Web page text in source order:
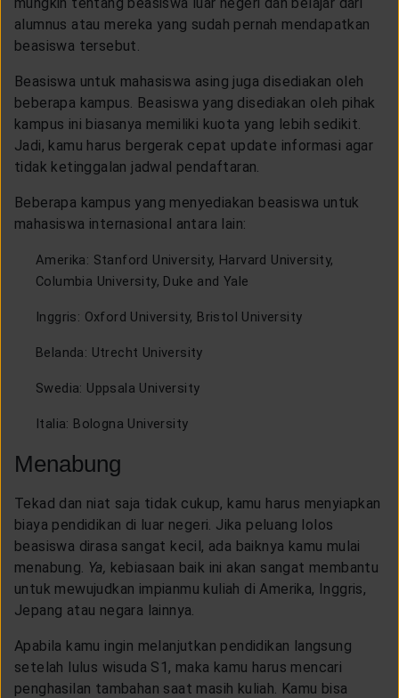
alumnus atau mereka yang sudah pernah mendapatkan
beasiswa tersebut.
Beasiswa untuk mahasiswa asing juga disediakan oleh
beberapa kampus. Beasiswa yang disediakan oleh pihak
kampus ini biasanya memiliki kuota yang lebih sedikit.
Jadi, kamu harus bergerak cepat update informasi agar
tidak ketinggalan jadwal pendaftaran.
Beberapa kampus yang menyediakan beasiswa untuk
mahasiswa internasional antara lain:
Amerika: Stanford University, Harvard University,
Columbia University, Duke and Yale
Inggris: Oxford University, Bristol University
Belanda: Utrecht University
Swedia: Uppsala University
Italia: Bologna University
Menabung
Tekad dan niat saja tidak cukup, kamu harus menyiapkan
biaya pendidikan di luar negeri. Jika peluang lolos
beasiswa dirasa sangat kecil, ada baiknya kamu mulai
menabung. Ya, kebiasaan baik ini akan sangat membantu
untuk mewujudkan impianmu kuliah di Amerika, Inggris,
Jepang atau negara lainnya.
Apabila kamu ingin melanjutkan pendidikan langsung
setelah lulus wisuda S1, maka kamu harus mencari
penghasilan tambahan saat masih kuliah. Kamu bisa